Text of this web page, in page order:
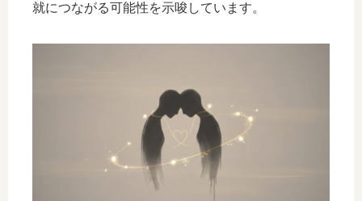
就につながる可能性を示唆しています。